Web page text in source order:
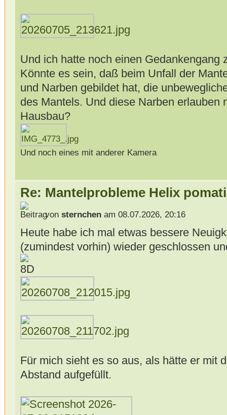
Und ich hatte noch einen Gedankengang
Könnte es sein, daß beim Unfall der
und Narben gebildet hat, die
des Mantels. Und diese Narben erlauben
Hausbau?
Und noch eines mit anderer Kamera
Re: Mantelprobleme Helix
von sternchenam 08.07.2026, 20:16
Heute habe ich mal etwas bessere
(zumindest vorhin) wieder geschlossen
Für mich sieht es so aus, als hätte er mit
Abstand aufgefüllt.